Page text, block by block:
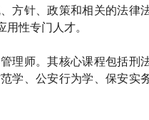
方针、政策和相关的法律
性专门人才。
理师。其核心课程包括刑
学、公安行为学、保安实